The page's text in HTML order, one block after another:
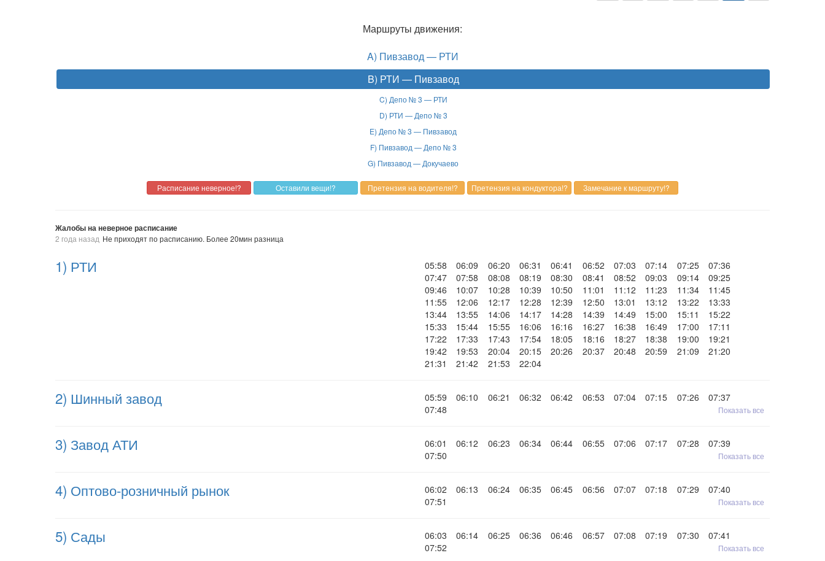
Маршруты движения:
A) Пивзавод — РТИ
B) РТИ — Пивзавод
C) Депо № 3 — РТИ
D) РТИ — Депо № 3
E) Депо № 3 — Пивзавод
F) Пивзавод — Депо № 3
G) Пивзавод — Докучаево
Жалобы на неверное расписание
2 года назад Не приходят по расписанию. Более 20мин разница
1) РТИ 05:58 06:09 06:20 06:31 06:41 06:52 07:03 07:14 07:25
07:36
07:47
07:58 08:08 08:19 08:30 08:41 08:52 09:03 09:14
09:25
09:46
10:07 10:28 10:39 10:50 11:01 11:12 11:23 11:34
11:45
11:55
12:06 12:17 12:28 12:39 12:50 13:01 13:12 13:22
13:33
13:44
13:55 14:06 14:17 14:28 14:39 14:49 15:00 15:11
15:22
15:33
15:44 15:55 16:06 16:16 16:27 16:38 16:49 17:00
17:11
17:22
17:33 17:43 17:54 18:05 18:16 18:27 18:38 19:00
19:21
19:42
19:53 20:04 20:15 20:26 20:37 20:48 20:59 21:09
21:20
21:31
21:42 21:53 22:04
2) Шинный завод 05:59 06:10 06:21 06:32 06:42 06:53 07:04 07:15 07:26
07:37
07:48
Показать все
3) Завод АТИ 06:01 06:12 06:23 06:34 06:44 06:55 07:06 07:17 07:28
07:39
07:50
Показать все
4) Оптово-розничный рынок 06:02 06:13 06:24 06:35 06:45 06:56 07:07 07:18 07:29
07:40
07:51
Показать все
5) Сады 06:03 06:14 06:25 06:36 06:46 06:57 07:08 07:19 07:30
07:41
07:52
Показать все